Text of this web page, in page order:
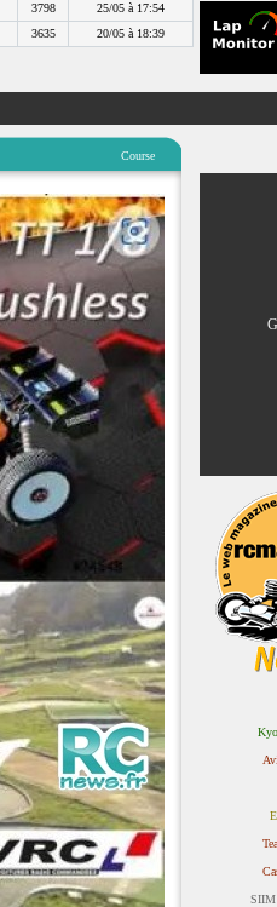
3798 25/05 à 17:54
3635 20/05 à 18:39
Course
SIIM